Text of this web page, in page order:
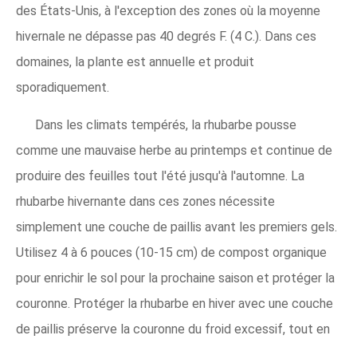
des États-Unis, à l'exception des zones où la moyenne
hivernale ne dépasse pas 40 degrés F. (4 C.). Dans ces
domaines, la plante est annuelle et produit
sporadiquement.
Dans les climats tempérés, la rhubarbe pousse
comme une mauvaise herbe au printemps et continue de
produire des feuilles tout l'été jusqu'à l'automne. La
rhubarbe hivernante dans ces zones nécessite
simplement une couche de paillis avant les premiers gels.
Utilisez 4 à 6 pouces (10-15 cm) de compost organique
pour enrichir le sol pour la prochaine saison et protéger la
couronne. Protéger la rhubarbe en hiver avec une couche
de paillis préserve la couronne du froid excessif, tout en